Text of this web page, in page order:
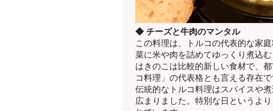
◆ チーズと牛肉のマンタル
この料理は、トルコの代表的な家
菜に米や肉を詰めてゆっくり煮込
はきのこは比較的新しい食材で、
コ料理」の代表格とも言える存在
伝統的なトルコ料理はスパイスや
広まりました。特別な日というよ